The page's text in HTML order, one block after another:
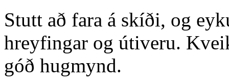
Stutt að fara á skíði, og
hreyfingar og útiveru.
góð hugmynd.